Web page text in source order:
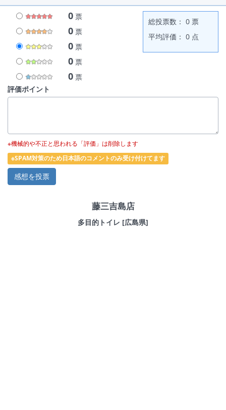
0 票
0 票
0 票
0 票
0 票
総投票数： 0 票
平均評価： 0 点
評価ポイント
※機械的や不正と思われる「評価」は削除します
※SPAM対策のため日本語のコメントのみ受け付けてます
藤三吉島店
多目的トイレ [広島県]